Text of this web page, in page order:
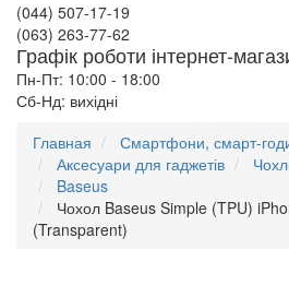
(044) 507-17-19
(063) 263-77-62
Графік роботи інтернет-
Пн-Пт: 10:00 - 18:00
Сб-Нд: вихідні
Главная
Смартфони, смарт-
Аксесуари для гаджетів
Baseus
Чохол Baseus Simple (TPU)
(Transparent)